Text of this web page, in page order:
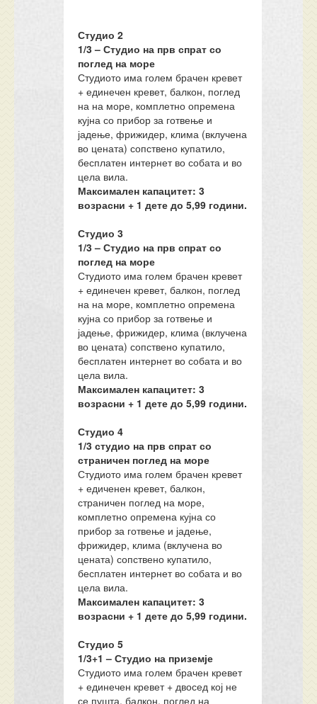
Студио 2
1/3 – Студио на прв спрат со
поглед на море
Студиото има голем брачен кревет
+ единечен кревет, балкон, поглед
на на море, комплетно опремена
кујна со прибор за готвење и
јадење, фрижидер, клима (вклучена
во цената) сопствено купатило,
бесплатен интернет во собата и во
цела вила.
Максимален капацитет: 3
возрасни + 1 дете до 5,99 години.
Студио 3
1/3 – Студио на прв спрат со
поглед на море
Студиото има голем брачен кревет
+ единечен кревет, балкон, поглед
на на море, комплетно опремена
кујна со прибор за готвење и
јадење, фрижидер, клима (вклучена
во цената) сопствено купатило,
бесплатен интернет во собата и во
цела вила.
Максимален капацитет: 3
возрасни + 1 дете до 5,99 години.
Студио 4
1/3 студио на прв спрат со
страничен поглед на море
Студиото има голем брачен кревет
+ едиченен кревет, балкон,
страничен поглед на море,
комплетно опремена кујна со
прибор за готвење и јадење,
фрижидер, клима (вклучена во
цената) сопствено купатило,
бесплатен интернет во собата и во
цела вила.
Максимален капацитет: 3
возрасни + 1 дете до 5,99 години.
Студио 5
1/3+1 – Студио на приземје
Студиото има голем брачен кревет
+ единечен кревет + двосед кој не
се пушта, балкон, поглед на